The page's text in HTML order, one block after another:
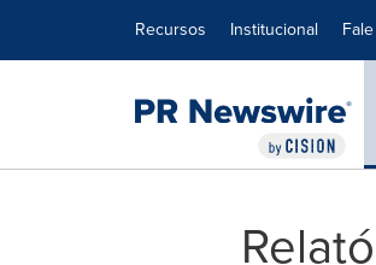
Recursos Institucional